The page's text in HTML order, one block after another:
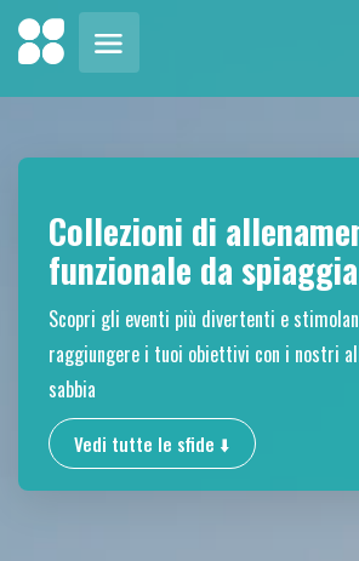
Collezioni di
funzionale da spiaggia
Scopri gli eventi più divertenti e
raggiungere i tuoi obiettivi con i nostri
sabbia
Vedi tutte le sfide ⬇️